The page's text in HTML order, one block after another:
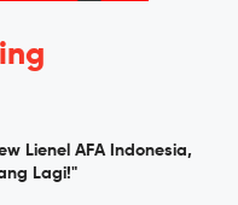
Lienel AFA Indonesia,
Lagi!"